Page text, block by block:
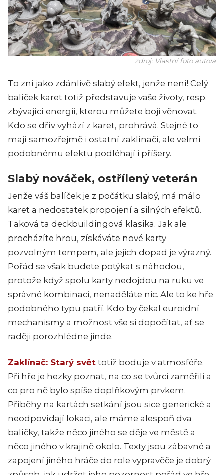
zdroj: Vlastní foto autora
To zní jako zdánlivě slabý efekt, jenže není! Celý
balíček karet totiž představuje vaše životy, resp.
zbývající energii, kterou můžete boji věnovat.
Kdo se dřív vyhází z karet, prohrává. Stejné to
mají samozřejmě i ostatní zaklínači, ale velmi
podobnému efektu podléhají i příšery.
Slabý nováček, ostřílený veterán
Jenže váš balíček je z počátku slabý, má málo
karet a nedostatek propojení a silných efektů.
Taková ta deckbuildingová klasika. Jak ale
procházíte hrou, získáváte nové karty
pozvolným tempem, ale jejich dopad je výrazný.
Pořád se však budete potýkat s náhodou,
protože když spolu karty nedojdou na ruku ve
správné kombinaci, nenaděláte nic. Ale to ke hře
podobného typu patří. Kdo by čekal euroidní
mechanismy a možnost vše si dopočítat, ať se
raději porozhlédne jinde.
Zaklínač: Starý svět totiž boduje v atmosféře.
Při hře je hezky poznat, na co se tvůrci zaměřili a
co pro ně bylo spíše doplňkovým prvkem.
Příběhy na kartách setkání jsou sice generické a
neodpovídají lokaci, ale máme alespoň dva
balíčky, takže něco jiného se děje ve městě a
něco jiného v krajině okolo. Texty jsou zábavné a
zapojení jiného hráče do role vypravěče je dobrý